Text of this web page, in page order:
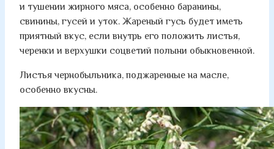
и тушении жирного мяса, особенно баранины,
свинины, гусей и уток. Жареный гусь будет иметь
приятный вкус, если внутрь его положить листья,
черенки и верхушки соцветий полыни обыкновенной.
Листья чернобыльника, поджаренные на масле,
особенно вкусны.